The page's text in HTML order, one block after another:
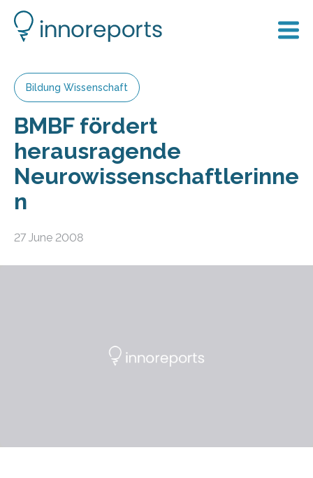
Bildung Wissenschaft
BMBF fördert
herausragende
Neurowissenschaftlerinne
n
27 June 2008